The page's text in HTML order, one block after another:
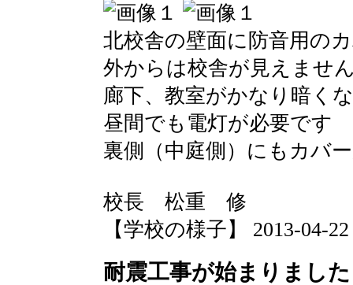
北校舎の壁面に防音用の
外からは校舎が見えませ
廊下、教室がかなり暗く
昼間でも電灯が必要です
裏側（中庭側）にもカバ
校長 松重 修
【学校の様子】 2013-04-
耐震工事が始まりました